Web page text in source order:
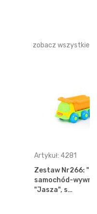
zobacz wszystkie
Artykuł: 4281
Zestaw Nr266:
samochód-
"Jasza", s…